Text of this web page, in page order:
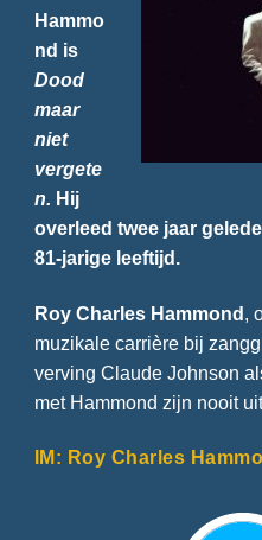
Hammo
nd is
Dood
maar
niet
vergete
n. Hij
overleed twee jaar
81-jarige leeftijd.
Roy Charles Hammond,
muzikale carrière bij
verving Claude Johnson
met Hammond zijn nooit
IM: Roy Charles